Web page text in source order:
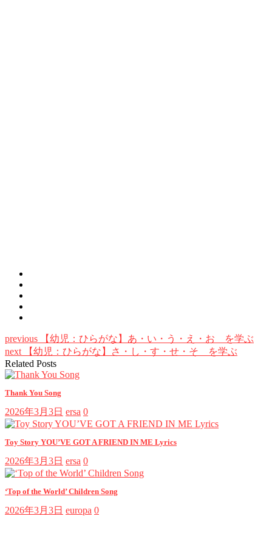
previous 【幼児：ひらがな】あ・い・う・え・お を学ぶ
next 【幼児：ひらがな】さ・し・す・せ・そ を学ぶ
Related Posts
Thank You Song
2026年3月3日 ersa 0
Toy Story YOU’VE GOT A FRIEND IN ME Lyrics
2026年3月3日 ersa 0
‘Top of the World’ Children Song
2026年3月3日 europa 0